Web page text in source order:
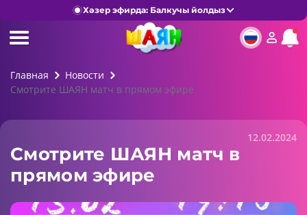
Хәзер эфирда: Балкучы йолдыз
Главная
Новости
Смотрите ШАЯН матч в прямом эфире
12.02.2024
Смотрите ШАЯН матч в
прямом эфире